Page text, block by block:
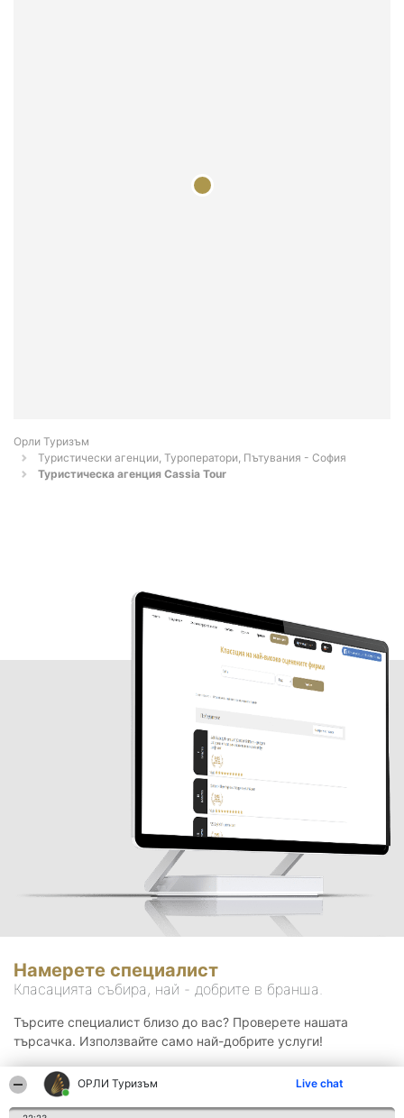
ОРЛИ Туризъм Live chat
Орли Туризъм
Туристически агенции, Туроператори, Пътувания - София
Туристическа агенция Cassia Tour
Намерете специалист
Класацията събира, най - добрите в бранша.
Търсите специалист близо до вас? Проверете нашата
търсачка. Използвайте само най-добрите услуги!